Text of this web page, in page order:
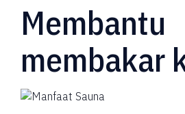
Membantu
membakar